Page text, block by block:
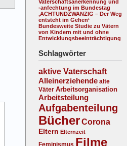
Vaterschaftsanerkennung und
-anfechtung im Bundestag
‚ACHTUNDZWANZIG – Der Weg
entsteht im Gehen‘
Bundesweite Studie zu Vätern
von Kindern mit und ohne
Entwicklungsbeeinträchtigung
Schlagwörter
aktive Vaterschaft
Alleinerziehende alte
Väter Arbeitsorganisation
Arbeitsteilung
Aufgabenteilung
BücherCorona
Eltern Elternzeit
Feminismus Filme